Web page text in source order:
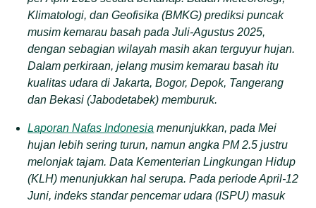
Klimatologi, dan Geofisika (BMKG) prediksi puncak
musim kemarau basah pada Juli-Agustus 2025,
dengan sebagian wilayah masih akan terguyur hujan.
Dalam perkiraan, jelang musim kemarau basah itu
kualitas udara di Jakarta, Bogor, Depok, Tangerang
dan Bekasi (Jabodetabek) memburuk.
Laporan Nafas Indonesia menunjukkan, pada Mei
hujan lebih sering turun, namun angka PM 2.5 justru
melonjak tajam. Data Kementerian Lingkungan Hidup
(KLH) menunjukkan hal serupa. Pada periode April-12
Juni, indeks standar pencemar udara (ISPU) masuk